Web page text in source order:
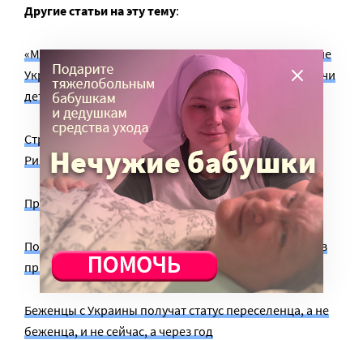
Другие статьи на эту тему:
«Мы делали этот проект с колес»: как фонд «Развитие
Украины» вывез из Славянска две с половиной тысячи
детей
Страх и ненависть в Донецке: представитель фонда
Рината Ахметова рассказывает о ситуации в городе
Приемная мать из Славянска о войне и мире
Помогите Центру временного пребывания беженцев
при храме!
Беженцы с Украины получат статус переселенца, а не
беженца, и не сейчас, а через год